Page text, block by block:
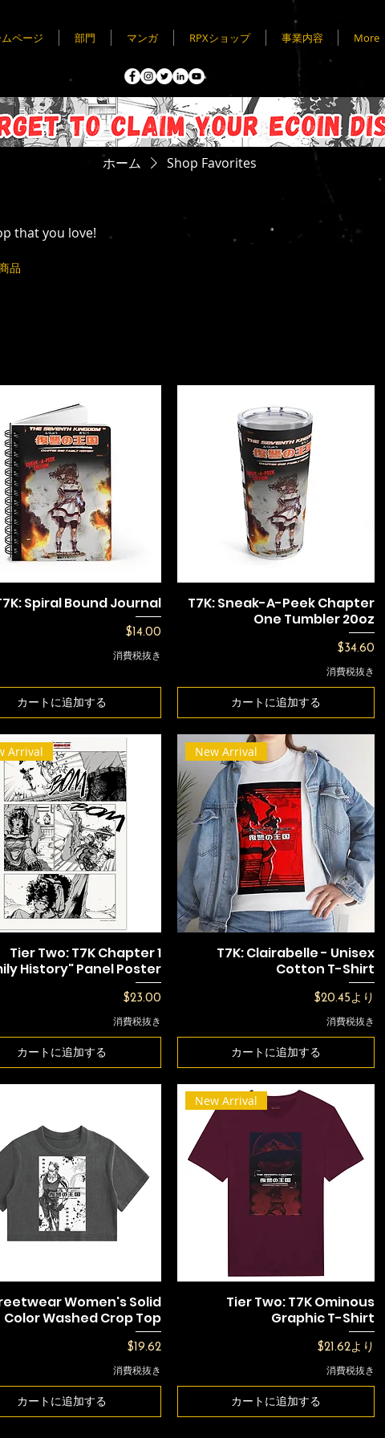
ページ 部門 マンガ RPXショップ 事業内容 More
ホーム Shop Favorites
that you love!
品
Spiral Bound Journal
価格
$14.00
消費税抜き
カートに追加する
T7K: Sneak-A-Peek Chapter
One Tumbler 20oz
価格
$34.60
消費税抜き
カートに追加する
Arrival
Tier Two: T7K Chapter 1
History" Panel Poster
価格
$23.00
消費税抜き
カートに追加する
New Arrival
T7K: Clairabelle - Unisex
Cotton T-Shirt
$20.45 より
セール価格
消費税抜き
カートに追加する
Women's Solid
Color Washed Crop Top
価格
$19.62
消費税抜き
カートに追加する
New Arrival
Tier Two: T7K Ominous
Graphic T-Shirt
$21.62より
セール価格
消費税抜き
カートに追加する